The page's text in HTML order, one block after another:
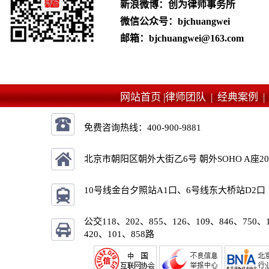
新浪微博：创为律师事务所
微信公众号：bjchuangwei
邮箱：bjchuangwei@163.com
网站首页 |律师团队 |经典案例
免费咨询热线：400-900-9881
北京市朝阳区朝外大街乙6号 朝外SOHO A座
10号线金台夕照站A1口、6号线东大桥站D2口
公交118、202、855、126、109、846、750、
420、101、858路